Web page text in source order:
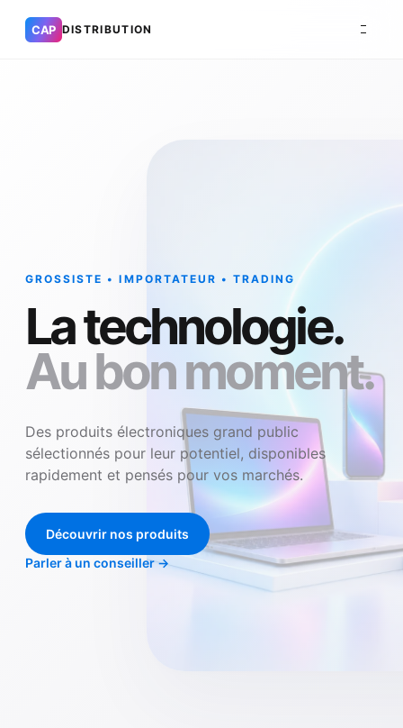
CAP DISTRIBUTION
GROSSISTE • IMPORTATEUR • TRADING
La technologie.
Au bon moment.
Des produits électroniques grand public
sélectionnés pour leur potentiel, disponibles
rapidement et pensés pour vos marchés.
Découvrir nos produits
Parler à un conseiller→